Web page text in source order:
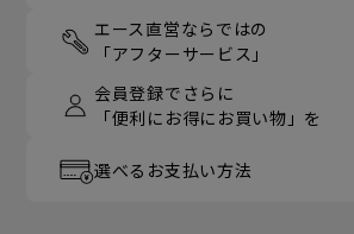
エース直営ならではの
「アフターサービス」
会員登録でさらに
「便利にお得にお買い物」を
選べるお支払い方法